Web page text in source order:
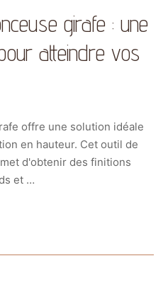
girafe : une
atteindre vos
offre une solution idéale
en hauteur. Cet outil de
d'obtenir des finitions
et …